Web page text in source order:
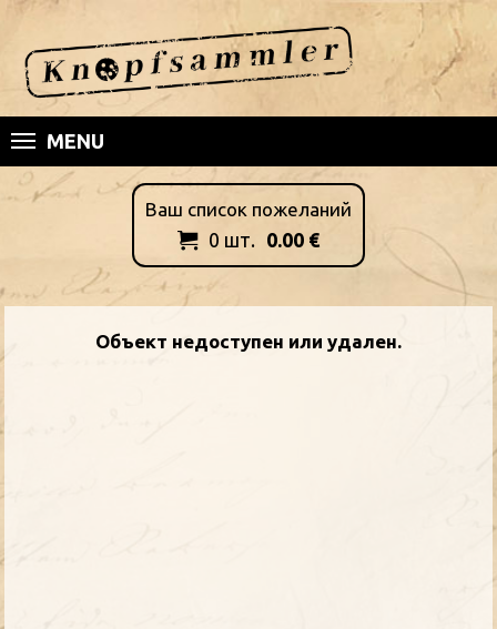
MENU
Ваш список пожеланий
 0 шт. 0.00 €
Oбъект недоступен или удален.